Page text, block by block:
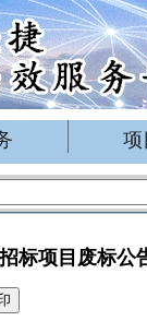
项
标项目废标公